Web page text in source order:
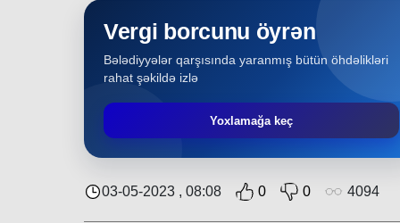
Vergi borcunu öyrən
Bələdiyyələr qarşısında yaranmış bütün öhdəlikləri
rahat şəkildə izlə
Yoxlamağa keç
03-05-2023 , 08:08 0 0 4094
Region 30-07-2026
: “Rayon ərazisində həyata
keçirilən layihələrə Nəsimi bələdiyyəsi də öz